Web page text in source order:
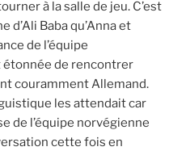
à la salle de jeu. C’est
Baba qu’Anna et
de l’équipe
de rencontrer
couramment Allemand.
les attendait car
de l’équipe norvégienne
cette fois en